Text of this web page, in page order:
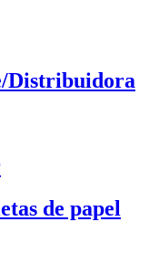
Distribuidora
de papel